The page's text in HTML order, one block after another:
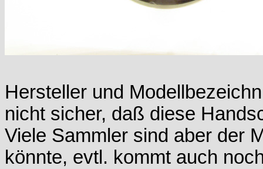
Hersteller und
nicht sicher, daß diese
Viele Sammler sind aber der
könnte, evtl. kommt auch